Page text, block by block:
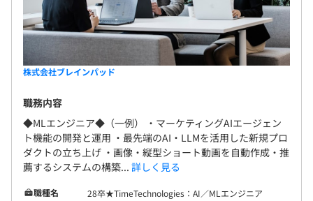
Docker、Terraform、Kubernetes、Google Cloud
BigQuery
株式会社ブレインパッド
職務内容
◆MLエンジニア◆（一例） ・マーケティングAIエージェン
ト機能の開発と運用 ・最先端のAI・LLMを活用した新規プロ
ダクトの立ち上げ ・画像・縦型ショート動画を自動作成・推
薦するシステムの構築... 詳しく見る
職種名
28卒★TimeTechnologies：AI／MLエンジニア